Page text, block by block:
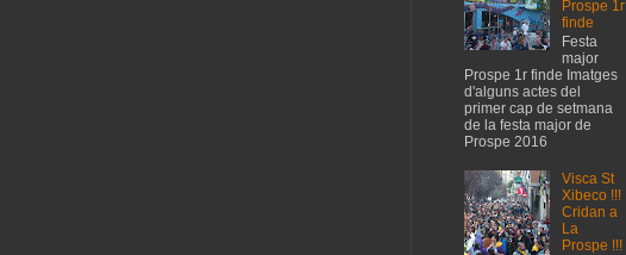
Prospe 1r
finde
Festa
major
Prospe 1r finde Imatges
d'alguns actes del
primer cap de setmana
de la festa major de
Prospe 2016
Visca St
Xibeco !!!
Cridan a
La
Prospe !!!